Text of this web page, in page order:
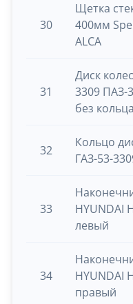
30
Щетка
400мм
ALCA
31
Диск
3309 ПАЗ-
без
32
Кольцо
ГАЗ-53-
33
HYUNDAI
левый
34
HYUNDAI
правый